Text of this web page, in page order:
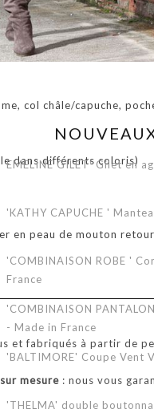
col châle/capuche,
dans différents coloris)
en peau de mouton
et fabriqués à partir de
sur mesure : nous vous
EMELINE GILET' Gilet en
'KATHY CAPUCHE '
'COMBINAISON ROBE '
France
'COMBINAISON
- Made in France
'BALTIMORE' Coupe Vent
'THELMA' double